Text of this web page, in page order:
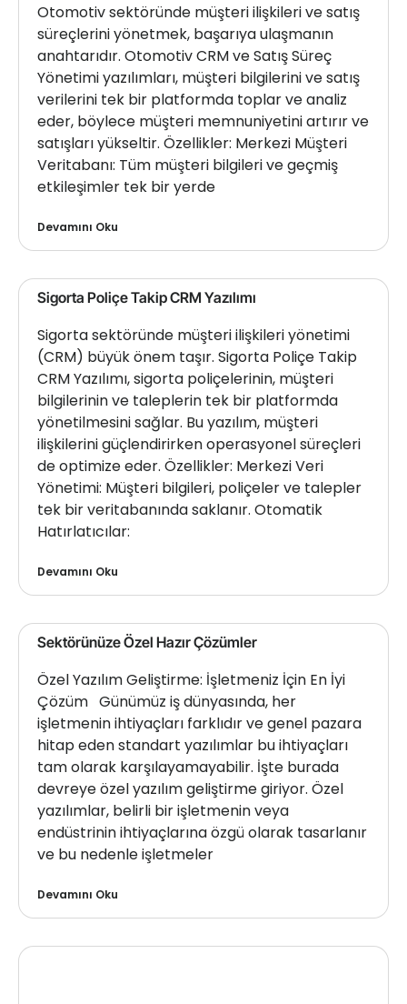
Otomotiv sektöründe müşteri ilişkileri ve satış
süreçlerini yönetmek, başarıya ulaşmanın
anahtarıdır. Otomotiv CRM ve Satış Süreç
Yönetimi yazılımları, müşteri bilgilerini ve satış
verilerini tek bir platformda toplar ve analiz
eder, böylece müşteri memnuniyetini artırır ve
satışları yükseltir. Özellikler: Merkezi Müşteri
Veritabanı: Tüm müşteri bilgileri ve geçmiş
etkileşimler tek bir yerde
Devamını Oku
Sigorta Poliçe Takip CRM Yazılımı
Sigorta sektöründe müşteri ilişkileri yönetimi
(CRM) büyük önem taşır. Sigorta Poliçe Takip
CRM Yazılımı, sigorta poliçelerinin, müşteri
bilgilerinin ve taleplerin tek bir platformda
yönetilmesini sağlar. Bu yazılım, müşteri
ilişkilerini güçlendirirken operasyonel süreçleri
de optimize eder. Özellikler: Merkezi Veri
Yönetimi: Müşteri bilgileri, poliçeler ve talepler
tek bir veritabanında saklanır. Otomatik
Hatırlatıcılar:
Devamını Oku
Sektörünüze Özel Hazır Çözümler
Özel Yazılım Geliştirme: İşletmeniz İçin En İyi
Çözüm Günümüz iş dünyasında, her
işletmenin ihtiyaçları farklıdır ve genel pazara
hitap eden standart yazılımlar bu ihtiyaçları
tam olarak karşılayamayabilir. İşte burada
devreye özel yazılım geliştirme giriyor. Özel
yazılımlar, belirli bir işletmenin veya
endüstrinin ihtiyaçlarına özgü olarak tasarlanır
ve bu nedenle işletmeler
Devamını Oku